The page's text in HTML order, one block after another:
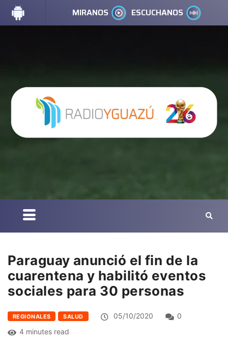
MIRANOS ESCUCHANOS
Paraguay anunció el fin de la
cuarentena y habilitó eventos
sociales para 30 personas
REGIONALES SALUD 05/10/2020
0
4 minutes read